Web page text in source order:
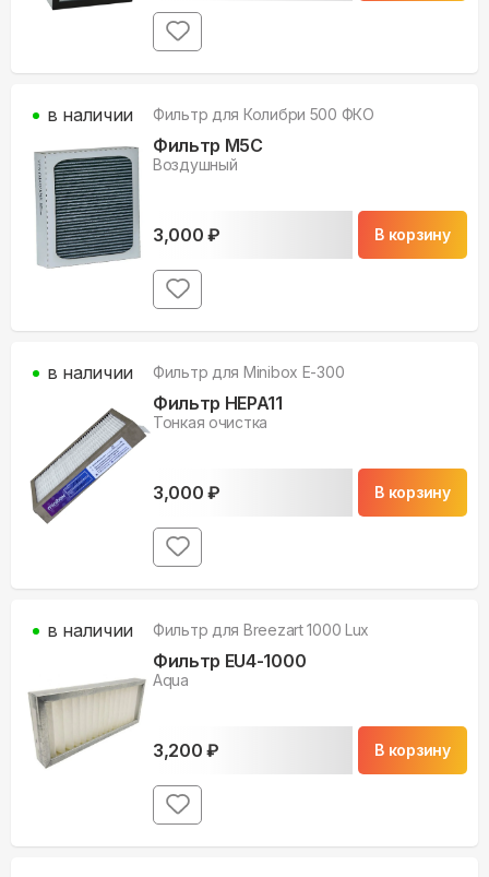
Фильтр для Колибри 500 ФКО
Фильтр M5С
Воздушный
3,000 ₽ В корзину
в наличии
Фильтр для Minibox E-300
Фильтр HEPA11
Тонкая очистка
3,000 ₽ В корзину
в наличии
Фильтр для Breezart 1000 Lux
Фильтр EU4-1000
Aqua
3,200 ₽ В корзину
в наличии